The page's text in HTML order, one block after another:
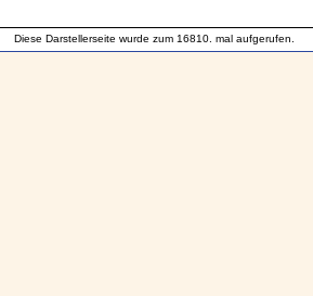
Diese Darstellerseite wurde zum 16810. mal aufgerufen.